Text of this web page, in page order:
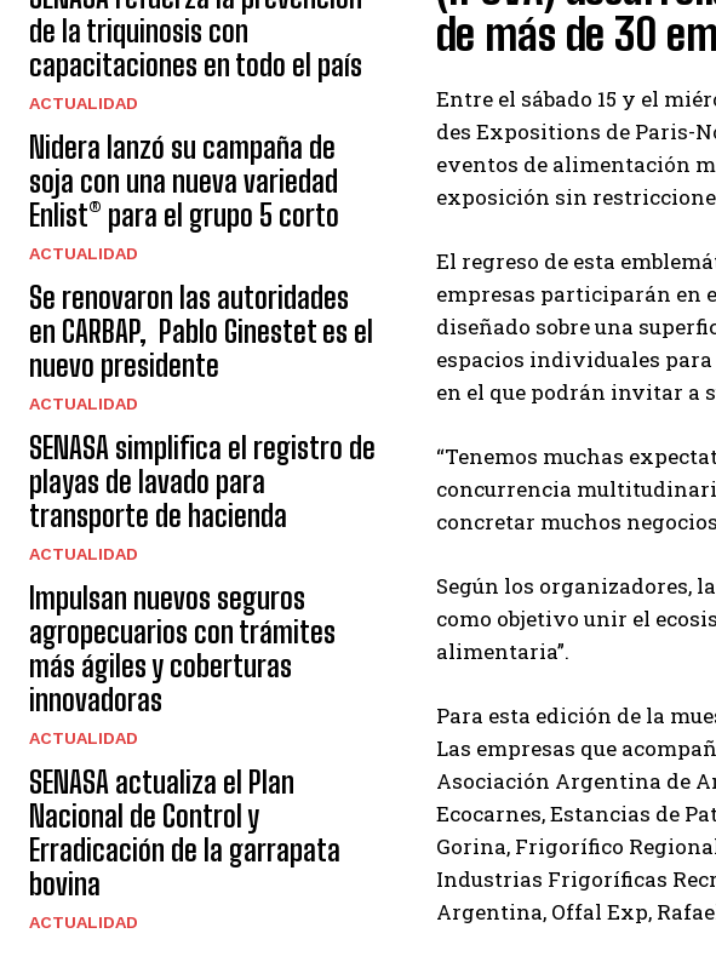
Suscribite al
de la triquinosis con
capacitaciones en todo el país
ACTUALIDAD
Nidera lanzó su campaña de
soja con una nueva variedad
Enlist® para el grupo 5 corto
ACTUALIDAD
Se renovaron las autoridades
en CARBAP, Pablo Ginestet es el
nuevo presidente
ACTUALIDAD
SENASA simplifica el registro de
playas de lavado para
transporte de hacienda
ACTUALIDAD
Impulsan nuevos seguros
agropecuarios con trámites
más ágiles y coberturas
innovadoras
ACTUALIDAD
SENASA actualiza el Plan
Nacional de Control y
Erradicación de la garrapata
bovina
ACTUALIDAD
de más de 30
Entre el sábado 15 y el
des Expositions de Paris-
eventos de alimentación
exposición sin
El regreso de esta
empresas participarán en
diseñado sobre una
espacios individuales
en el que podrán invitar a
“Tenemos muchas
concurrencia
concretar muchos
Según los organizadores,
como objetivo unir el
alimentaria”.
Para esta edición de la
Las empresas que
Asociación Argentina de
Ecocarnes, Estancias de
Gorina, Frigorífico
Industrias Frigoríficas
Argentina, Offal Exp,